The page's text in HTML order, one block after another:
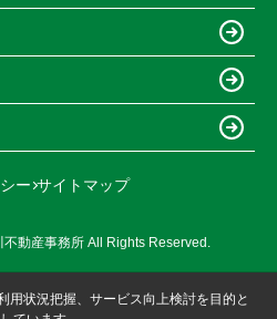
ー サイトマップ
動産事務所 All Rights Reserved.
用状況把握、サービス向上検討を目的と